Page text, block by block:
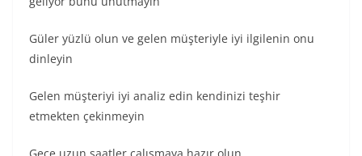
Güler yüzlü olun ve gelen müşteriyle iyi ilgilenin onu
dinleyin
Gelen müşteriyi iyi analiz edin kendinizi teşhir
etmekten çekinmeyin
Gece uzun saatler çalışmaya hazır olun